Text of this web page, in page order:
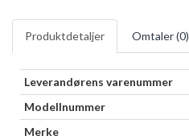
Produktdetaljer Omtaler (0)
Leverandørens varenummer
Modellnummer
Merke